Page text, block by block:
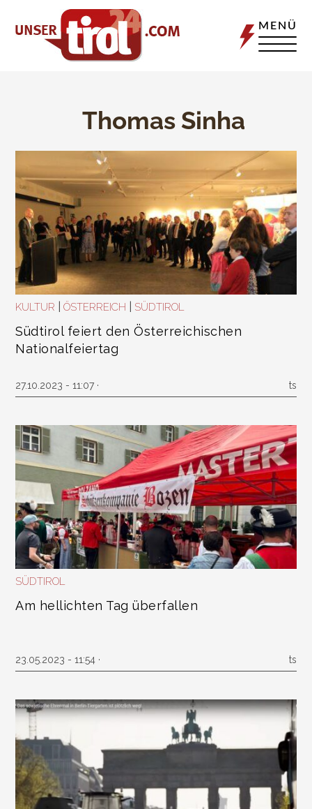
MENÜ
Thomas Sinha
KULTUR ÖSTERREICH SÜDTIROL
Südtirol feiert den Österreichischen
Nationalfeiertag
27.10.2023 - 11:07 · ts
SÜDTIROL
Am hellichten Tag überfallen
23.05.2023 - 11:54 · ts